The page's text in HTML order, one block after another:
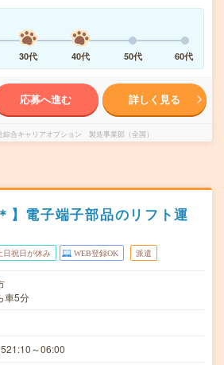
30代 40代 50代 60代
応募へ進む 詳しく見る
綜合キャリアオプション 製造事業部（全国）
】電子端子部品のリフト運
日祝日が休み WEB登録OK 派遣
車5分
～06:00